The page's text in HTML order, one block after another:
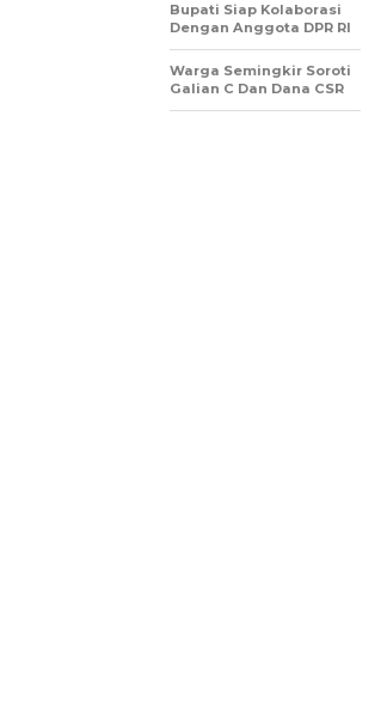
Bupati Siap Kolaborasi
Dengan Anggota DPR RI
Warga Semingkir Soroti
Galian C Dan Dana CSR